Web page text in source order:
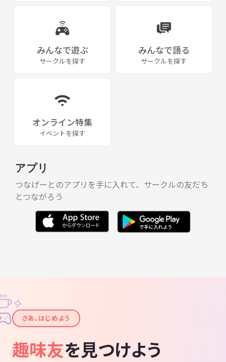
みんなで遊ぶ
サークルを探す
みんなで語る
サークルを探す
オンライン特集
イベントを探す
アプリ
つなげーとのアプリを手に入れて、サークルの友だち
とつながろう
✦
✧
さあ、はじめよう
趣味友を見つけよう